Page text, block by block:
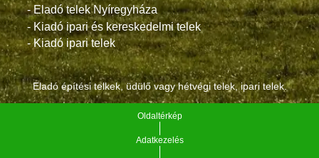
- Eladó telek Nyíregyháza
- Kiadó ipari és kereskedelmi telek
- Kiadó ipari telek
Eladó építési telkek, üdülő vagy hétvégi telek, ipari telek.
Oldaltérkép
Adatkezelés